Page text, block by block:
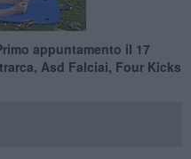
appuntamento il 17
Asd Falciai, Four Kicks